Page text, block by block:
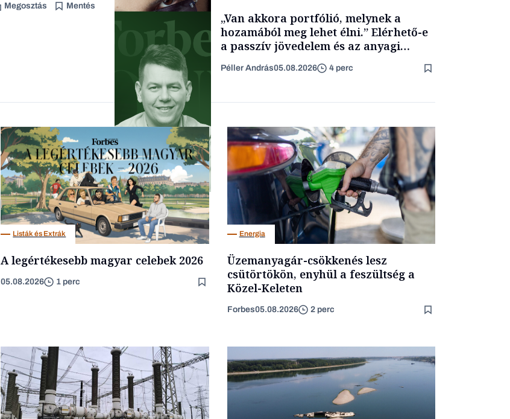
Megosztás Mentés
Forbes-sztori
Podcast
„Van akkora portfólió, melynek a
hozamából meg lehet élni.” Elérhető-e
a passzív jövedelem és az anyagi
Péller András05.08.2026 4 perc
Listák és Extrák
A legértékesebb magyar celebek 2026
05.08.2026 1 perc
Energia
Üzemanyagár-csökkenés lesz
csütörtökön, enyhül a feszültség a
Közel-Keleten
Forbes05.08.2026 2 perc